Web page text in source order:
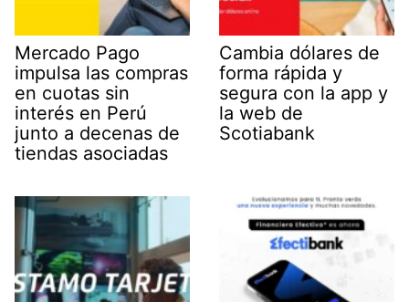
Mercado Pago
impulsa las compras
en cuotas sin
interés en Perú
junto a decenas de
tiendas asociadas
Cambia dólares de
forma rápida y
segura con la app y
la web de
Scotiabank